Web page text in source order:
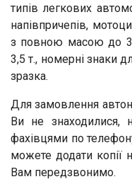
типів легкових
напівпричепів,
з повною масою до
3,5 т., номерні знаки
зразка.
Для замовлення
Ви не знаходилися,
фахівцями по
можете додати копії
Вам передзвонимо.